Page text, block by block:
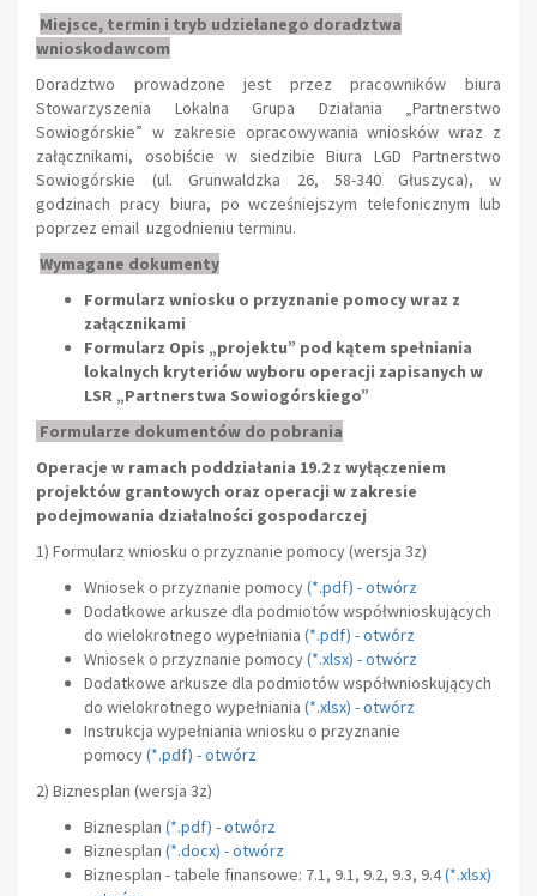
Miejsce, termin i tryb udzielanego doradztwa
wnioskodawcom
Doradztwo prowadzone jest przez pracowników biura
Stowarzyszenia Lokalna Grupa Działania „Partnerstwo
Sowiogórskie” w zakresie opracowywania wniosków wraz z
załącznikami, osobiście w siedzibie Biura LGD Partnerstwo
Sowiogórskie (ul. Grunwaldzka 26, 58-340 Głuszyca), w
godzinach pracy biura, po wcześniejszym telefonicznym lub
poprzez email uzgodnieniu terminu.
Wymagane dokumenty
Formularz wniosku o przyznanie pomocy wraz z
załącznikami
Formularz Opis „projektu” pod kątem spełniania
lokalnych kryteriów wyboru operacji zapisanych w
LSR „Partnerstwa Sowiogórskiego”
Formularze dokumentów do pobrania
Operacje w ramach poddziałania 19.2 z wyłączeniem
projektów grantowych oraz operacji w zakresie
podejmowania działalności gospodarczej
1) Formularz wniosku o przyznanie pomocy(wersja 3z)
Wniosek o przyznanie pomocy(*.pdf) -otwórz
Dodatkowe arkusze dla podmiotów współwnioskujących
do wielokrotnego wypełniania (*.pdf) -otwórz
Wniosek o przyznanie pomocy(*.xlsx) -otwórz
Dodatkowe arkusze dla podmiotów współwnioskujących
do wielokrotnego wypełniania (*.xlsx) -otwórz
Instrukcja wypełniania wniosku o przyznanie
pomocy(*.pdf) -otwórz
2) Biznesplan (wersja 3z)
Biznesplan (*.pdf) -otwórz
Biznesplan (*.docx) -otwórz
Biznesplan - tabele finansowe: 7.1, 9.1, 9.2, 9.3, 9.4(*.xlsx)